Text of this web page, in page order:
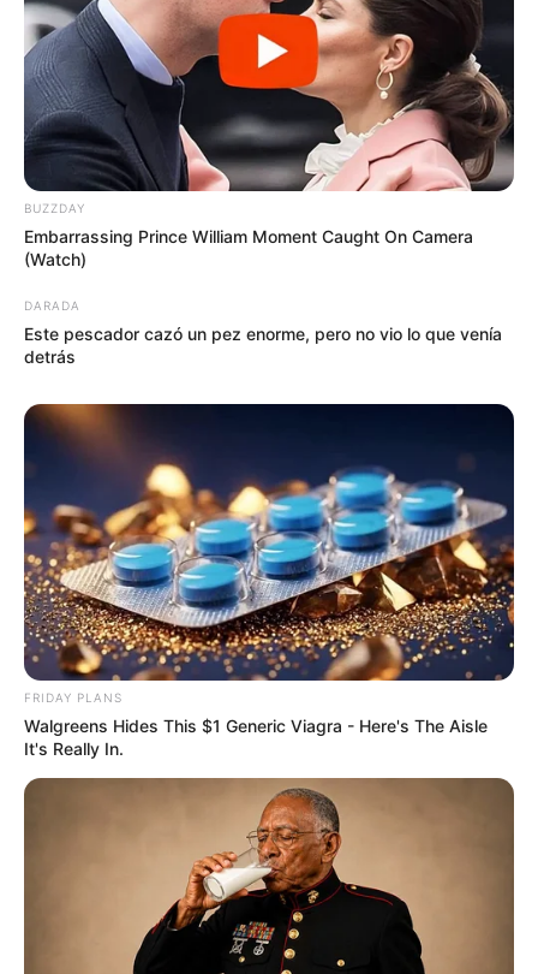
BUZZDAY
Embarrassing Prince William Moment Caught On Camera
(Watch)
DARADA
Este pescador cazó un pez enorme, pero no vio lo que venía
detrás
FRIDAY PLANS
Walgreens Hides This $1 Generic Viagra - Here's The Aisle
It's Really In.